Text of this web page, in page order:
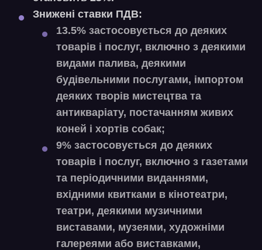
Знижені ставки ПДВ:
13.5% застосовується до деяких
товарів і послуг, включно з деякими
видами палива, деякими
будівельними послугами, імпортом
деяких творів мистецтва та
антикваріату, постачанням живих
коней і хортів собак;
9% застосовується до деяких
товарів і послуг, включно з газетами
та періодичними виданнями,
вхідними квитками в кінотеатри,
театри, деякими музичними
виставами, музеями, художніми
галереями або виставками,